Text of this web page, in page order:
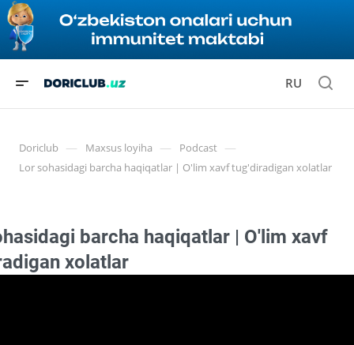
RU
Doriclub — Maxsus loyiha — Podcast —
Lor sohasidagi barcha haqiqatlar | O'lim xavf tug'diradigan xolatlar
barcha haqiqatlar | O'lim xavf
xolatlar